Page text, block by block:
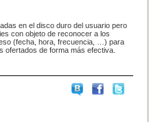
en el disco duro del usuario pero
con objeto de reconocer a los
(fecha, hora, frecuencia, …) para
ofertados de forma más efectiva.